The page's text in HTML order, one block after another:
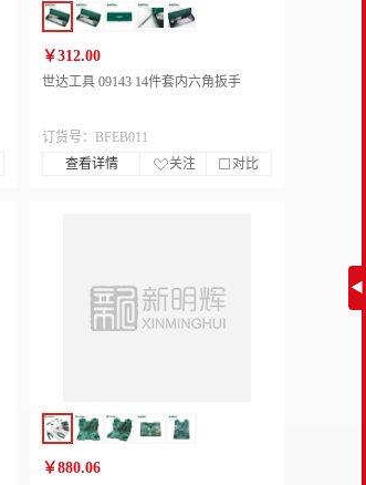
◀
￥312.00
世达工具 09143 14件套内六角扳手
订货号：BFEB011
查看详情
关注 对比
￥880.06